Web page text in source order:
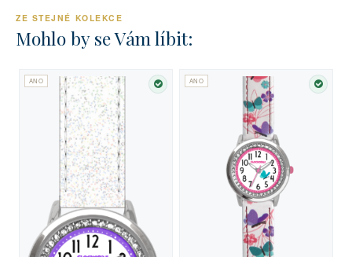
ZE STEJNÉ KOLEKCE
Mohlo by se Vám líbit:
ANO
SKLADEM
ANO